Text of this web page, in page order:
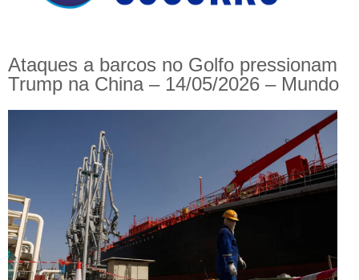
Ataques a barcos no Golfo pressionam
Trump na China – 14/05/2026 – Mundo